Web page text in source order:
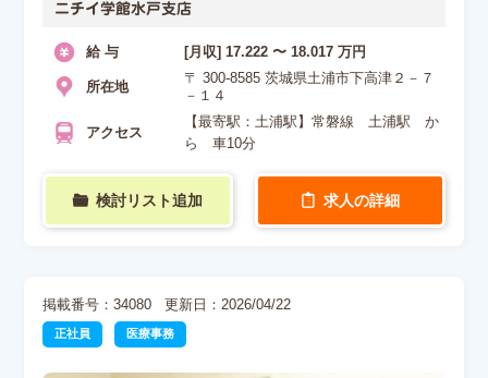
ニチイ学館水戸支店
給 与 [月収] 17.222 〜 18.017 万円
所在地
〒 300-8585 茨城県土浦市下高津２－７
－１４
アクセス
【最寄駅：土浦駅】常磐線 土浦駅 か
ら 車10分
検討リスト追加 求人の詳細
掲載番号：34080 更新日：2026/04/22
正社員 医療事務